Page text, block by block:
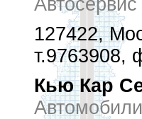
Автосервис
127422,
т.9763908,
Кью Кар